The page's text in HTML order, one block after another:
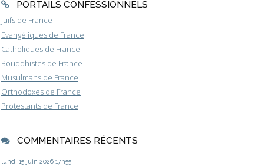
PORTAILS CONFESSIONNELS
Juifs de France
Evangéliques de France
Catholiques de France
Bouddhistes de France
Musulmans de France
Orthodoxes de France
Protestants de France
COMMENTAIRES RÉCENTS
lundi 15 juin 2026 17h55